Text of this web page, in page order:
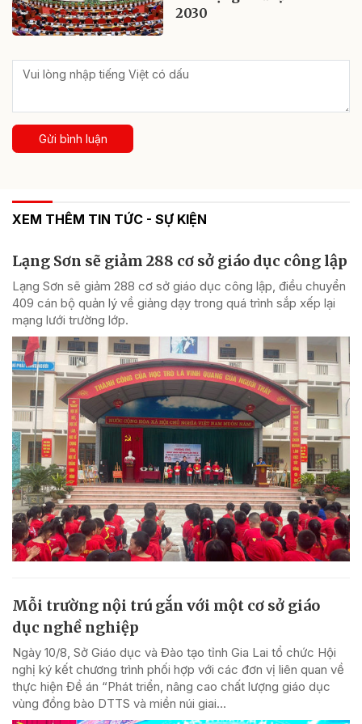
2030
Gửi bình luận
XEM THÊM TIN TỨC - SỰ KIỆN
Lạng Sơn sẽ giảm 288 cơ sở giáo dục công lập
Lạng Sơn sẽ giảm 288 cơ sở giáo dục công lập, điều chuyển
409 cán bộ quản lý về giảng dạy trong quá trình sắp xếp lại
mạng lưới trường lớp.
Mỗi trường nội trú gắn với một cơ sở giáo
dục nghề nghiệp
Ngày 10/8, Sở Giáo dục và Đào tạo tỉnh Gia Lai tổ chức Hội
nghị ký kết chương trình phối hợp với các đơn vị liên quan về
thực hiện Đề án “Phát triển, nâng cao chất lượng giáo dục
vùng đồng bào DTTS và miền núi giai...